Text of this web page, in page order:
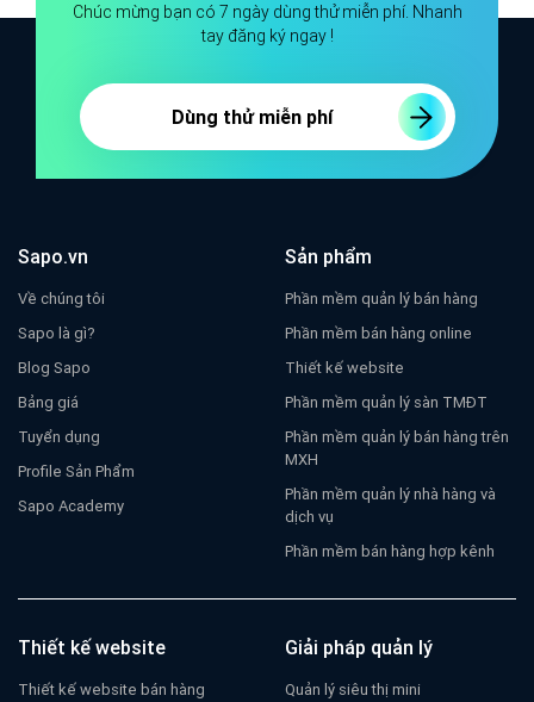
Chúc mừng bạn có 7 ngày dùng thử miễn phí. Nhanh
tay đăng ký ngay !
Dùng thử miễn phí
Sapo.vn
Về chúng tôi
Sapo là gì?
Blog Sapo
Bảng giá
Tuyển dụng
Profile Sản Phẩm
Sapo Academy
Sản phẩm
Phần mềm quản lý bán hàng
Phần mềm bán hàng online
Thiết kế website
Phần mềm quản lý sàn TMĐT
Phần mềm quản lý bán hàng trên
MXH
Phần mềm quản lý nhà hàng và
dịch vụ
Phần mềm bán hàng hợp kênh
Thiết kế website
Thiết kế website bán hàng
Giải pháp quản lý
Quản lý siêu thị mini